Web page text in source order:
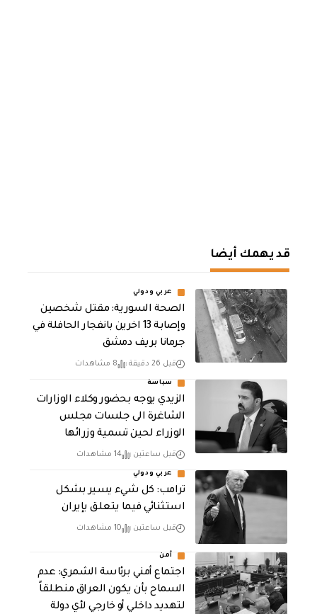
قد يهمك أيضا
عربي ودولي
الصحة السورية: مقتل شخصين
وإصابة 13 اخرين بانفجار الحافلة في
جرمانا بريف دمشق
قبل 26 دقيقة 8 مشاهدات
سياسة
الزيدي يوجه بحضور وكلاء الوزارات
الشاغرة الى جلسات مجلس
الوزراء لحين تسمية وزرائها
قبل ساعتين 14 مشاهدات
عربي ودولي
ترامب: كل شيء يسير بشكل
استثنائي فيما يتعلق بإيران
قبل ساعتين 10 مشاهدات
أمن
اجتماع أمني برئاسة الشمري: عدم
السماح بأن يكون العراق منطلقاً
لتهديد داخلي أو خارجي لأي دولة